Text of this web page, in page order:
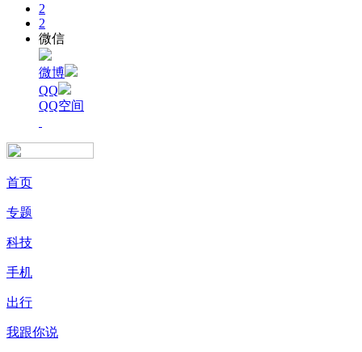
2
2
微信
微博
QQ
QQ空间
首页
专题
科技
手机
出行
我跟你说